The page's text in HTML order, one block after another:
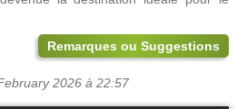
Remarques ou Suggestions
2026 à 22:57